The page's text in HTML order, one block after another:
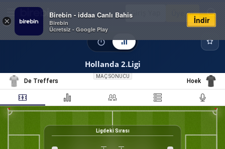
×
Birebin - iddaa Canlı Bahis
Birebin
Ücretsiz - Google Play
İndir
Giriş Yap Üye Ol
Hollanda 2.Ligi
De Treffers
MAÇ SONUCU
Hoek
Ligdeki Sırası